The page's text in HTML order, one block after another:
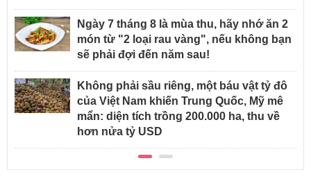
Ngày 7 tháng 8 là mùa thu, hãy nhớ ăn 2
món từ "2 loại rau vàng", nếu không bạn
sẽ phải đợi đến năm sau!
Không phải sầu riêng, một báu vật tỷ đô
của Việt Nam khiến Trung Quốc, Mỹ mê
mẩn: diện tích trồng 200.000 ha, thu về
hơn nửa tỷ USD